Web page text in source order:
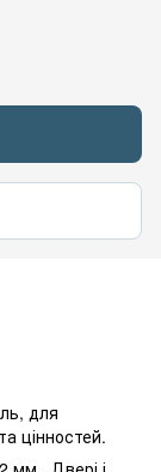
для
цінностей.